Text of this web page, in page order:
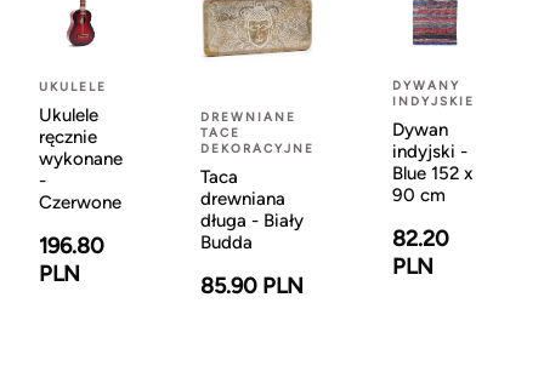
UKULELE
Ukulele
ręcznie
wykonane
-
Czerwone
196.80
PLN
DREWNIANE
TACE
DEKORACYJNE
Taca
drewniana
długa - Biały
Budda
85.90 PLN
DYWANY
INDYJSKIE
Dywan
indyjski -
Blue 152 x
90 cm
82.20
PLN